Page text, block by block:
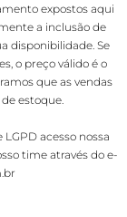
expostos aqui
a inclusão de
disponibilidade. Se
o preço válido é o
que as vendas
estoque.
acesso nossa
time através do e-